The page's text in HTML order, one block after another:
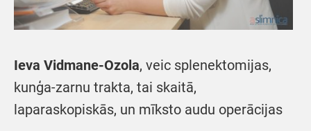
Ieva Vidmane-Ozola, veic splenektomijas,
kunģa-zarnu trakta, tai skaitā,
laparaskopiskās, un mīksto audu operācijas